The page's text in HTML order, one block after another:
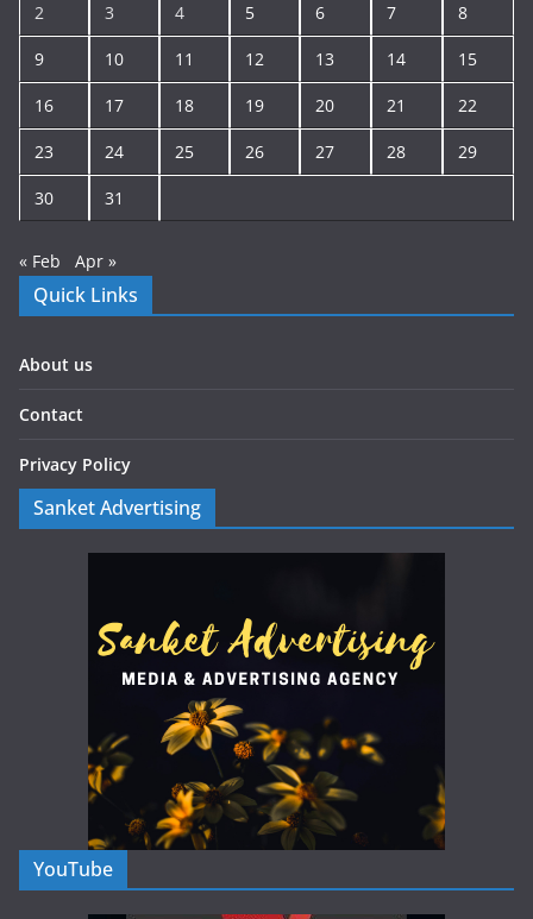
2 3 4 5 6 7 8
9 10 11 12 13 14 15
16 17 18 19 20 21 22
23 24 25 26 27 28 29
30 31
« Feb Apr »
Quick Links
About us
Contact
Privacy Policy
Sanket Advertising
YouTube